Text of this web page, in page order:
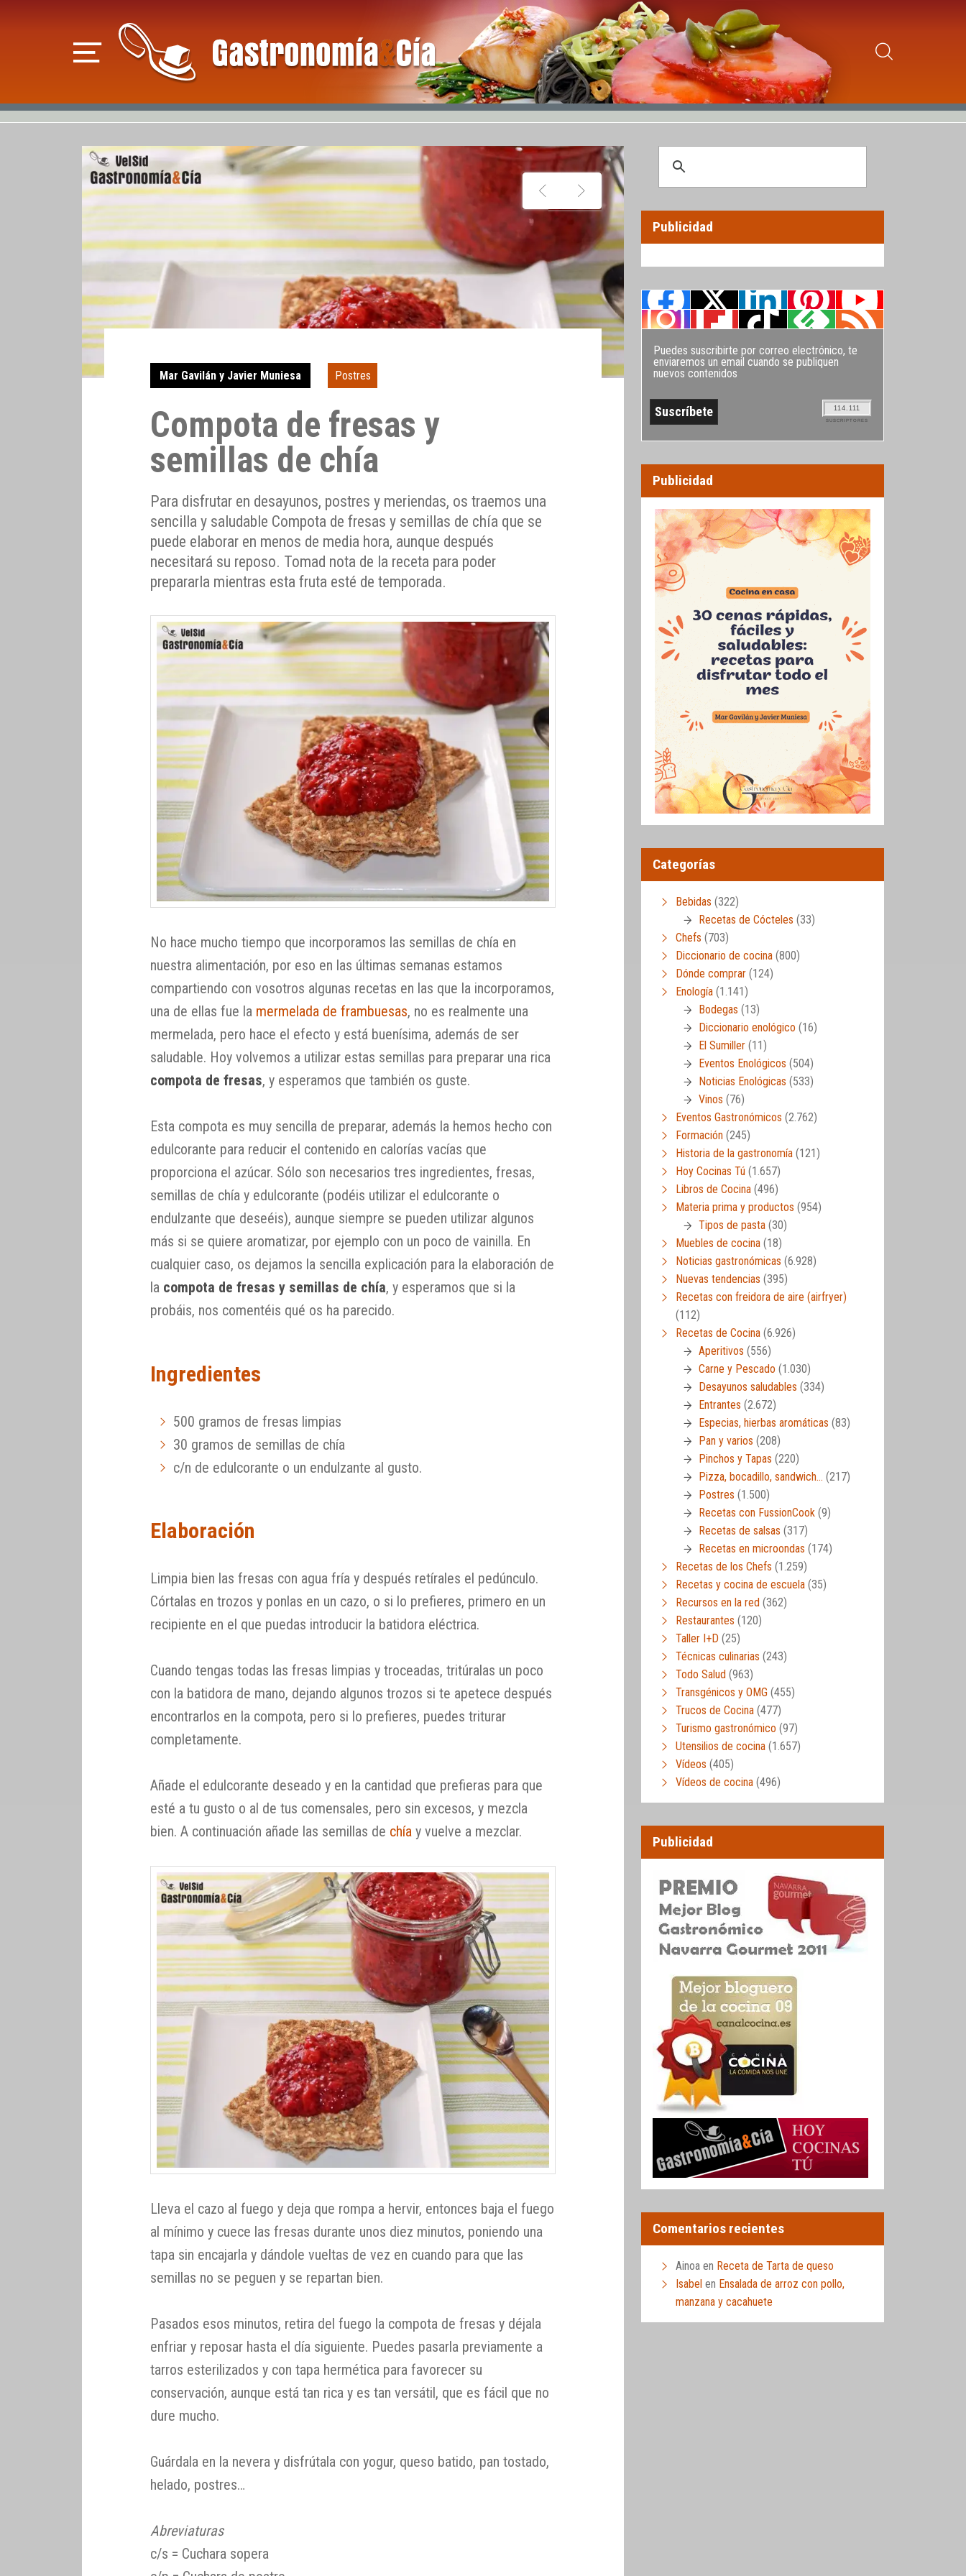
Mar Gavilán y Javier Muniesa Postres
Compota de fresas y
semillas de chía
Para disfrutar en desayunos, postres y meriendas, os traemos una
sencilla y saludable Compota de fresas y semillas de chía que se
puede elaborar en menos de media hora, aunque después
necesitará su reposo. Tomad nota de la receta para poder
prepararla mientras esta fruta esté de temporada.
No hace mucho tiempo que incorporamos las semillas de chía en
nuestra alimentación, por eso en las últimas semanas estamos
compartiendo con vosotros algunas recetas en las que la incorporamos,
una de ellas fue la mermelada de frambuesas, no es realmente una
mermelada, pero hace el efecto y está buenísima, además de ser
saludable. Hoy volvemos a utilizar estas semillas para preparar una rica
compota de fresas, y esperamos que también os guste.
Esta compota es muy sencilla de preparar, además la hemos hecho con
edulcorante para reducir el contenido en calorías vacías que
proporciona el azúcar. Sólo son necesarios tres ingredientes, fresas,
semillas de chía y edulcorante (podéis utilizar el edulcorante o
endulzante que deseéis), aunque siempre se pueden utilizar algunos
más si se quiere aromatizar, por ejemplo con un poco de vainilla. En
cualquier caso, os dejamos la sencilla explicación para la elaboración de
la compota de fresas y semillas de chía, y esperamos que si la
probáis, nos comentéis qué os ha parecido.
Ingredientes
500 gramos de fresas limpias
30 gramos de semillas de chía
c/n de edulcorante o un endulzante al gusto.
Elaboración
Limpia bien las fresas con agua fría y después retírales el pedúnculo.
Córtalas en trozos y ponlas en un cazo, o si lo prefieres, primero en un
recipiente en el que puedas introducir la batidora eléctrica.
Cuando tengas todas las fresas limpias y troceadas, tritúralas un poco
con la batidora de mano, dejando algunos trozos si te apetece después
encontrarlos en la compota, pero si lo prefieres, puedes triturar
completamente.
Añade el edulcorante deseado y en la cantidad que prefieras para que
esté a tu gusto o al de tus comensales, pero sin excesos, y mezcla
bien. A continuación añade las semillas de chía y vuelve a mezclar.
Lleva el cazo al fuego y deja que rompa a hervir, entonces baja el fuego
al mínimo y cuece las fresas durante unos diez minutos, poniendo una
tapa sin encajarla y dándole vueltas de vez en cuando para que las
semillas no se peguen y se repartan bien.
Pasados esos minutos, retira del fuego la compota de fresas y déjala
enfriar y reposar hasta el día siguiente. Puedes pasarla previamente a
tarros esterilizados y con tapa hermética para favorecer su
conservación, aunque está tan rica y es tan versátil, que es fácil que no
dure mucho.
Guárdala en la nevera y disfrútala con yogur, queso batido, pan tostado,
helado, postres…
Abreviaturas
c/s = Cuchara sopera
Publicidad
Puedes suscribirte por correo electrónico, te
enviaremos un email cuando se publiquen
nuevos contenidos
114.111
SUSCRIPTORES
Publicidad
Categorías
Bebidas (322)
Recetas de Cócteles (33)
Chefs (703)
Diccionario de cocina (800)
Dónde comprar (124)
Enología (1.141)
Bodegas (13)
Diccionario enológico (16)
El Sumiller (11)
Eventos Enológicos (504)
Noticias Enológicas (533)
Vinos (76)
Eventos Gastronómicos (2.762)
Formación (245)
Historia de la gastronomía (121)
Hoy Cocinas Tú (1.657)
Libros de Cocina (496)
Materia prima y productos (954)
Tipos de pasta (30)
Muebles de cocina (18)
Noticias gastronómicas (6.928)
Nuevas tendencias (395)
Recetas con freidora de aire (airfryer)
(112)
Recetas de Cocina (6.926)
Aperitivos (556)
Carne y Pescado (1.030)
Desayunos saludables (334)
Entrantes (2.672)
Especias, hierbas aromáticas (83)
Pan y varios (208)
Pinchos y Tapas (220)
Pizza, bocadillo, sandwich… (217)
Postres (1.500)
Recetas con FussionCook (9)
Recetas de salsas (317)
Recetas en microondas (174)
Recetas de los Chefs (1.259)
Recetas y cocina de escuela (35)
Recursos en la red (362)
Restaurantes (120)
Taller I+D (25)
Técnicas culinarias (243)
Todo Salud (963)
Transgénicos y OMG (455)
Trucos de Cocina (477)
Turismo gastronómico (97)
Utensilios de cocina (1.657)
Vídeos (405)
Vídeos de cocina (496)
Publicidad
Comentarios recientes
Ainoa en Receta de Tarta de queso
Isabel en Ensalada de arroz con pollo,
manzana y cacahuete